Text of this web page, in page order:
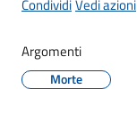
Piano
CondividiVedi azioni
Argomenti
Morte